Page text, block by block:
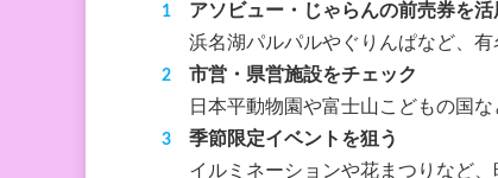
アソビュー・じゃらんの前売券を活
浜名湖パルパルやぐりんぱなど、
市営・県営施設をチェック
日本平動物園や富士山こどもの国
季節限定イベントを狙う
イルミネーションや花まつりなど、